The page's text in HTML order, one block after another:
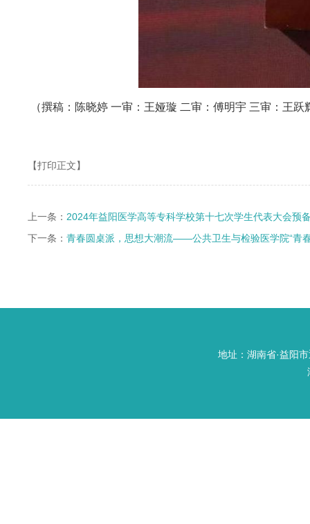
（撰稿：陈晓婷 一审：王娅璇 二审：傅明宇 三审：王跃
【打印正文】
上一条： 2024年益阳医学高等专科学校第十七次学生代表大会预
下一条： 青春圆桌派，思想大潮流——公共卫生与检验医学院“青
地址：湖南省·益阳